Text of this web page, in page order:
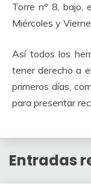
Torre nº 8, bajo,
Miércoles y
Así todos los
tener derecho a
primeros días,
para presentar
Entradas